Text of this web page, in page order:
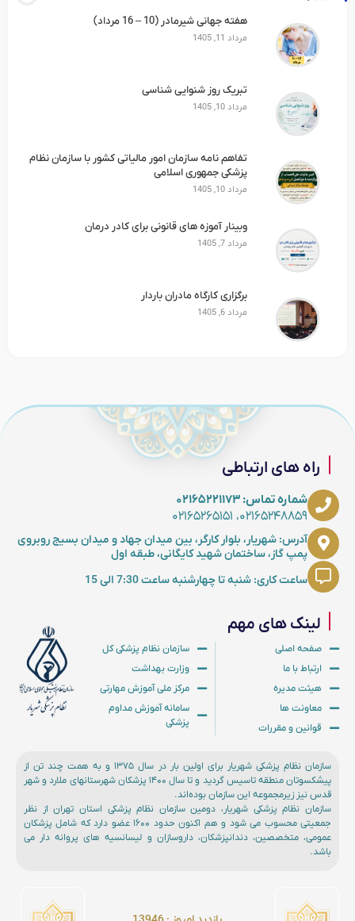
هفته جهانی شیرمادر (10 – 16 مرداد)
مرداد 11, 1405
تبریک روز شنوایی شناسی
مرداد 10, 1405
تفاهم نامه سازمان امور مالیاتی کشور با سازمان نظام
پزشکی جمهوری اسلامی
مرداد 10, 1405
وبینار آموزه های قانونی برای کادر درمان
مرداد 7, 1405
برگزاری کارگاه مادران باردار
مرداد 6, 1405
لینک های مهم
صفحه اصلی
ارتباط با ما
هیئت مدیره
معاونت ها
قوانین و مقررات
سازمان نظام پزشکی کل
وزارت بهداشت
مرکز ملی آموزش مهارتی
سامانه آموزش مداوم
پزشکی
راه های ارتباطی
شماره تماس: ۰۲۱۶۵۲۲۱۱۷۳
۰۲۱۶۵۲۴۸۸۵۹، ۰۲۱۶۵۲۶۵۱۵۱
آدرس: شهریار، بلوار کارگر، بین میدان جهاد و میدان بسیج روبروی
پمپ گاز، ساختمان شهید کایگانی، طبقه اول
ساعت کاری: شنبه تا چهارشنبه ساعت 7:30 الی 15
سازمان نظام پزشکی شهریار برای اولین بار در سال ۱۳۷۵ و به همت چند تن از
پیشکسوتان منطقه تاسیس گردید و تا سال ۱۴۰۰ پزشکان شهرستانهای ملارد و شهر
قدس نیز زیرمجموعه این سازمان بوده‌اند.
سازمان نظام پزشکی شهریار، دومین سازمان نظام پزشکی استان تهران از نظر
جمعیتی محسوب می شود و هم اکنون حدود ۱۶۰۰ عضو دارد که شامل پزشکان
عمومی، متخصصین، دندانپزشکان، داروسازان و لیسانسیه های پروانه دار می
باشد.